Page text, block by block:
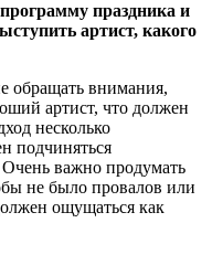
праздника и
артист, какого
обращать внимания,
артист, что должен
несколько
подчиняться
важно продумать
не было провалов или
ощущаться как